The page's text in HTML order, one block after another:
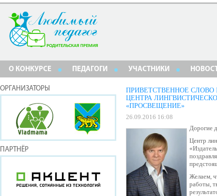
О КОНКУРСЕ ПЕДАГОГИ УЧАСТНИКИ
ОРГАНИЗАТОРЫ
ПАРТНЁР
ПРИВЕТСТВЕННОЕ
ЦЕНТРА
«ПРОСВЕЩЕНИЕ»
26.09.2016 16:08
Дорогие
Центр
Желаем,
работы,